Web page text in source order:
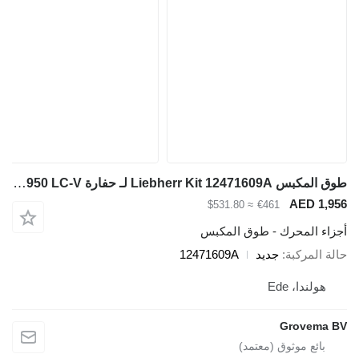
طوق المكبس Liebherr Kit 12471609A لـ حفارة Liebherr R946 LC / R946 LC-V / R946 NLC / R950 LC-V
€461
≈ $531.80
- طوق المكبس
جديد
12471609A